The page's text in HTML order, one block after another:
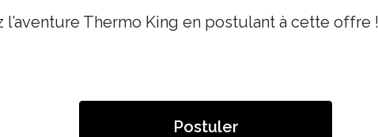
Thermo King en postulant à cette offre !
Postuler